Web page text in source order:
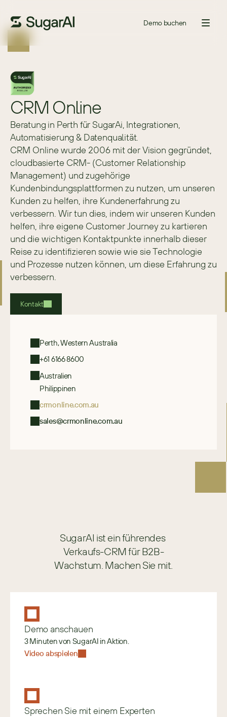
Demo buchen
CRM Online
Beratung in Perth für SugarAi, Integrationen,
Automatisierung & Datenqualität.
CRM Online wurde 2006 mit der Vision gegründet,
cloudbasierte CRM- (Customer Relationship
Management) und zugehörige
Kundenbindungsplattformen zu nutzen, um unseren
Kunden zu helfen, ihre Kundenerfahrung zu
verbessern. Wir tun dies, indem wir unseren Kunden
helfen, ihre eigene Customer Journey zu kartieren
und die wichtigen Kontaktpunkte innerhalb dieser
Reise zu identifizieren sowie wie sie Technologie
und Prozesse nutzen können, um diese Erfahrung zu
verbessern.
Kontakt
Perth, Western Australia
+61 6166 8600
Australien
Philippinen
crmonline.com.au
sales@crmonline.com.au
SugarAI ist ein führendes
Verkaufs-CRM für B2B-
Wachstum. Machen Sie mit.
Demo anschauen
3 Minuten von SugarAI in Aktion.
Video abspielen
Sprechen Sie mit einem Experten